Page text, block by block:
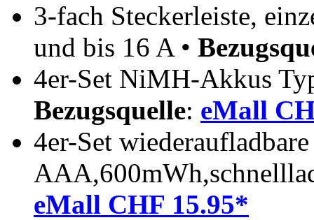
3-fach Steckerleiste,
und bis 16 A •
4er-Set NiMH-Akkus
Bezugsquelle: eMall
4er-Set
eMall CHF 15.95*